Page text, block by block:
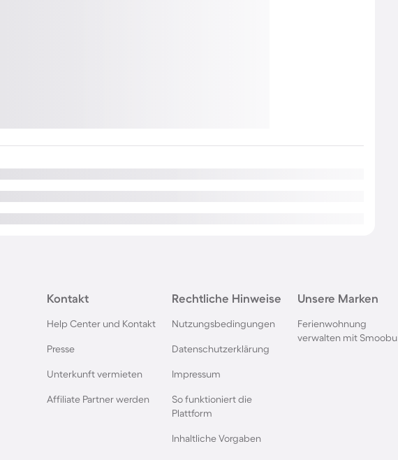
Kontakt
Help Center und Kontakt
Presse
Unterkunft vermieten
Affiliate Partner werden
Rechtliche Hinweise
Nutzungsbedingungen
Datenschutzerklärung
Impressum
So funktioniert die
Plattform
Inhaltliche Vorgaben
Unsere Marken
Ferienwohnung
verwalten mit Smoobu